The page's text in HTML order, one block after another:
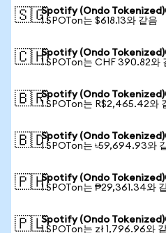
🇸🇬Spotify (Ondo Tokenized)
1 SPOTon는 $618.13와 같음
🇨🇭Spotify (Ondo Tokenized)
1 SPOTon는 CHF 390.82와
🇧🇷Spotify (Ondo Tokenized)
1 SPOTon는 R$2,465.42와
🇧🇩Spotify (Ondo Tokenized)
1 SPOTon는 ৳59,694.93와
🇵🇭Spotify (Ondo Tokenized)
1 SPOTon는 ₱29,361.34와
🇵🇱Spotify (Ondo Tokenized)
1 SPOTon는 zł 1,796.96와